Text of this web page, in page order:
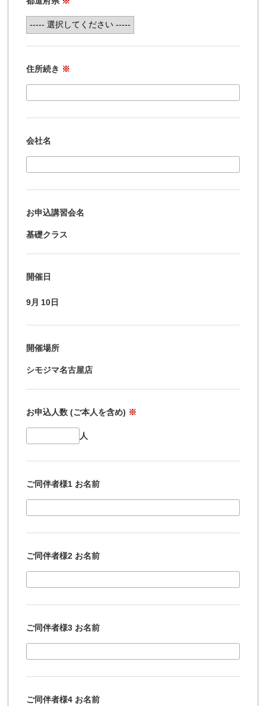
住所続き ※
会社名
お申込講習会名
基礎クラス
開催日
9月 10日
開催場所
シモジマ名古屋店
お申込人数 (ご本人を含め) ※
人
ご同伴者様1 お名前
ご同伴者様2 お名前
ご同伴者様3 お名前
ご同伴者様4 お名前